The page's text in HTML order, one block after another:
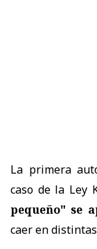
La primera
caso de la Ley
pequeño" se
caer en